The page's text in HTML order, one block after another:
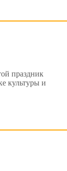
праздник
культуры и